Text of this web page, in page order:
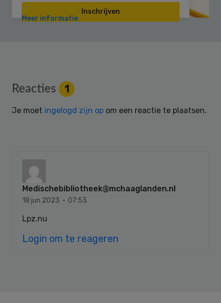
Inschrijven
Meer informatie
Reader
Interactions
Reacties 1
Je moet ingelogd zijn op om een reactie te plaatsen.
Medischebibliotheek@mchaaglanden.nl
18 jun 2023 · 07:53
Lpz.nu
Login om te reageren